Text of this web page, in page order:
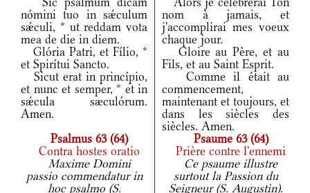
nómini tuo in sǽculum
sǽculi, * ut reddam vota
mea de die in diem.
nom à jamais, et
j'accomplirai mes voeux
chaque jour.
Glória Patri, et Fílio, *
et Spirítui Sancto.
Gloire au Père, et au
Fils, et au Saint Esprit.
Sicut erat in princípio,
et nunc et semper, * et in
sǽcula sæculórum.
Amen.
Comme il était au
commencement,
maintenant et toujours, et
dans les siècles des
siècles. Amen.
Psalmus 63 (64)
Psaume 63 (64)
Contra hostes oratio
Prière contre l'ennemi
Maxime Domini
passio commendatur in
hoc psalmo (S.
Ce psaume illustre
surtout la Passion du
Seigneur (S. Augustin).